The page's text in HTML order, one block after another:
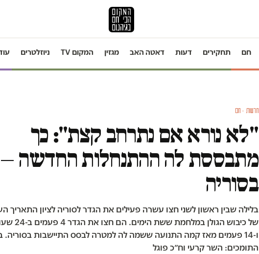
חם תחקירים דעות דאטה האב מגזין המקום TV ניוזלטרים
חדשות · חם
"לא נורא אם נתרחב קצת": כך
מתבססת לה ההתנחלות החדשה —
בסוריה
בלילה שבין ראשון לשני חצו עשרה פעילים את הגדר לסוריה לציון התאריך
של כיבוש הגולן במלחמת ששת
ו-14 פעמים מאז קמה התנועה ששמה לה למטרה לבסס התיישבות בסוריה.
התומכים: השר קרעי וח״כ פוגל